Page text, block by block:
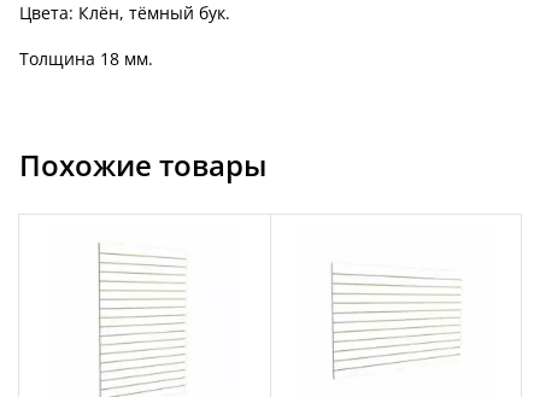
мм
ЦВЕТНАЯ
Цвета: Клён, тёмный бук.
Толщина 18 мм.
Похожие товары